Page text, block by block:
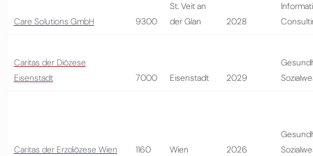
Care Solutions GmbH 9300
St. Veit an
der Glan
2028
Caritas der Diözese
Eisenstadt
7000 Eisenstadt 2029
Caritas der Erzdiözese Wien 1160 Wien 2026